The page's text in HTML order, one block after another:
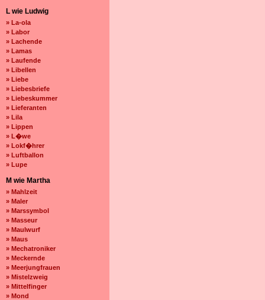
L wie Ludwig
» La-ola
» Labor
» Lachende
» Lamas
» Laufende
» Libellen
» Liebe
» Liebesbriefe
» Liebeskummer
» Lieferanten
» Lila
» Lippen
» L�we
» Lokf�hrer
» Luftballon
» Lupe
M wie Martha
» Mahlzeit
» Maler
» Marssymbol
» Masseur
» Maulwurf
» Maus
» Mechatroniker
» Meckernde
» Meerjungfrauen
» Mistelzweig
» Mittelfinger
» Mond